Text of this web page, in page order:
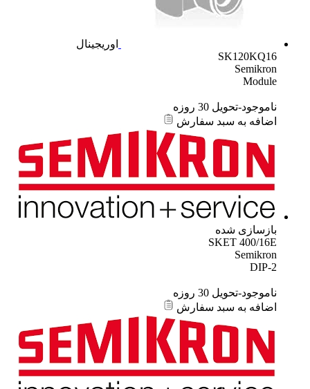
اوریجینال
SK120KQ16
Semikron
Module
ناموجود-تحویل 30 روزه
اضافه به سبد سفارش
بازسازی شده
SKET 400/16E
Semikron
DIP-2
ناموجود-تحویل 30 روزه
اضافه به سبد سفارش